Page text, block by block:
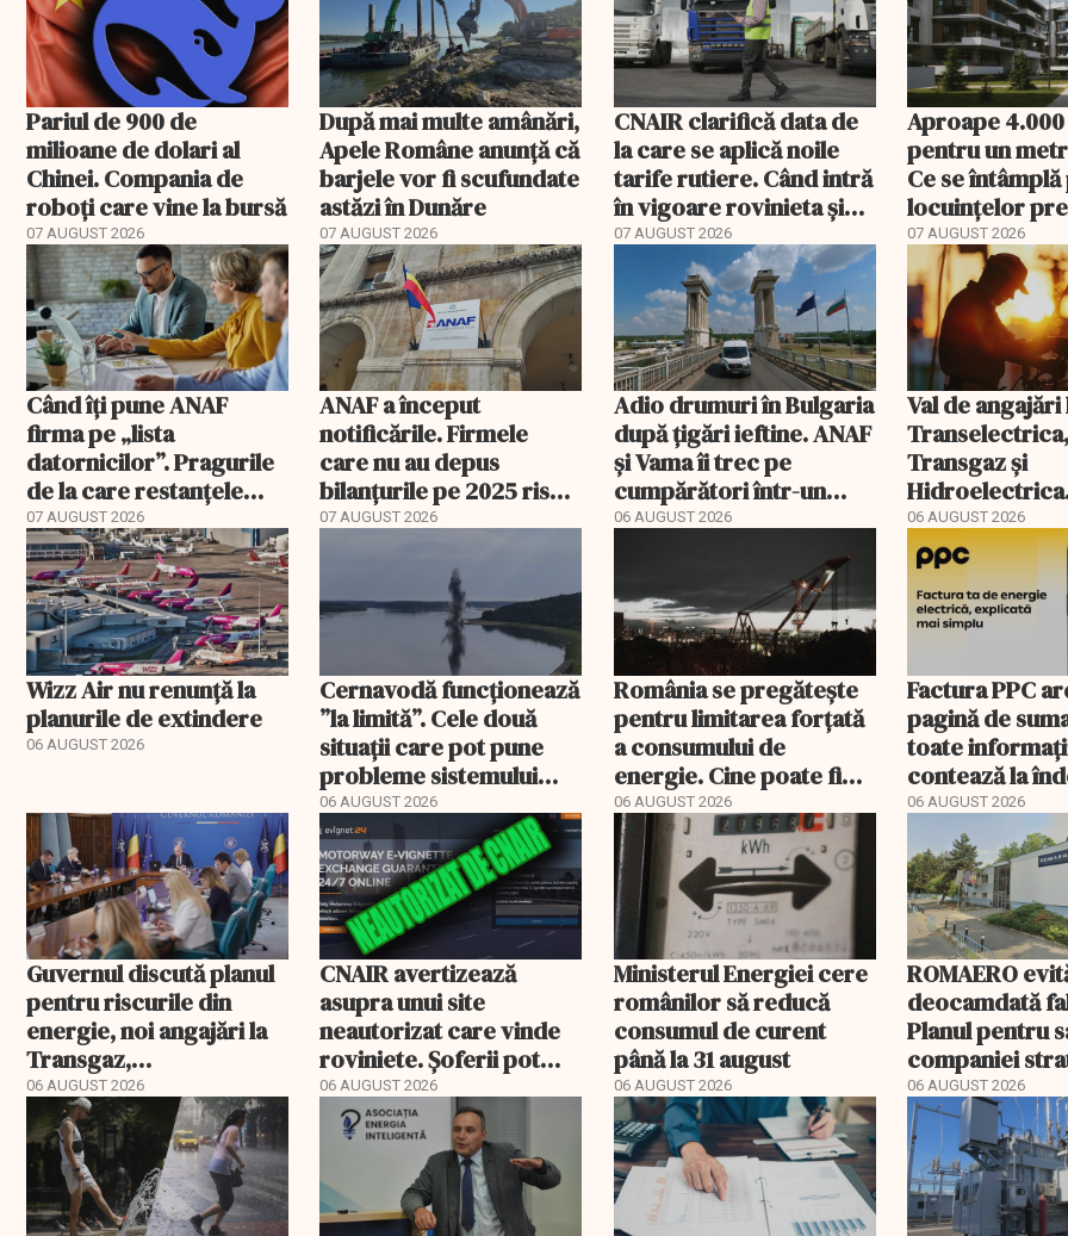
Pariul de 900 de
milioane de dolari al
Chinei. Compania de
roboți care vine la bursă
07 AUGUST 2026
După mai multe amânări,
Apele Române anunță că
barjele vor fi scufundate
astăzi în Dunăre
07 AUGUST 2026
CNAIR clarifică data de
la care se aplică noile
tarife rutiere. Când intră
în vigoare rovinieta și
TollRo
07 AUGUST 2026
Aproape
pentru un
Ce se
locuințelor
07 AUGUST 2026
Când îți pune ANAF
firma pe „lista
datornicilor”. Pragurile
de la care restanțele
devin publice
07 AUGUST 2026
ANAF a început
notificările. Firmele
care nu au depus
bilanțurile pe 2025 riscă
să ajungă inactive fiscal
07 AUGUST 2026
Adio drumuri în Bulgaria
după țigări ieftine. ANAF
și Vama îi trec pe
cumpărători într-un
registru electronic
06 AUGUST 2026
Val de angajări
Transelectrica,
Transgaz și
400 de
06 AUGUST 2026
Wizz Air nu renunță la
planurile de extindere
06 AUGUST 2026
Cernavodă funcționează
”la limită”. Cele două
situații care pot pune
probleme sistemului
energetic
06 AUGUST 2026
România se pregătește
pentru limitarea forțată
a consumului de
energie. Cine poate fi
deconectat
06 AUGUST 2026
Factura PPC
pagină de
toate
contează la
06 AUGUST 2026
Guvernul discută planul
pentru riscurile din
energie, noi angajări la
Transgaz,
Transelectrica și
Hidroelectrica și
programul pentru di
06 AUGUST 2026
CNAIR avertizează
asupra unui site
neautorizat care vinde
roviniete. Șoferii pot
plăti și cu 186% mai mult
06 AUGUST 2026
Ministerul Energiei cere
românilor să reducă
consumul de curent
până la 31 august
06 AUGUST 2026
ROMAERO
deocamdată
Planul pentru
companiei
fost confirmat
06 AUGUST 2026